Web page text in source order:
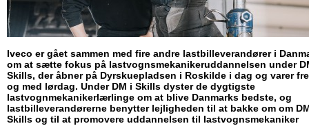
Iveco er gået sammen med fire andre lastbilleverandører i
om at sætte fokus på lastvognsmekanikeruddannelsen under
Skills, der åbner på Dyrskuepladsen i Roskilde i dag og varer
og med lørdag. Under DM i Skills dyster de dygtigste
lastvognmekanikerlærlinge om at blive Danmarks bedste, og
lastbilleverandørerne benytter lejligheden til at bakke om om
Skills og til at promovere uddannelsen til lastvognsmekaniker